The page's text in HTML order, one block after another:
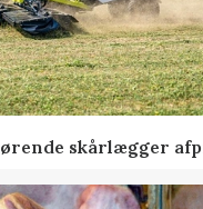
skårlægger